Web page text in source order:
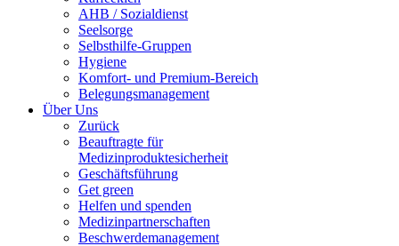
AHB / Sozialdienst
Seelsorge
Selbsthilfe-Gruppen
Hygiene
Komfort- und Premium-Bereich
Belegungsmanagement
Über Uns
Zurück
Beauftragte für
Medizinproduktesicherheit
Geschäftsführung
Get green
Helfen und spenden
Medizinpartnerschaften
Beschwerdemanagement